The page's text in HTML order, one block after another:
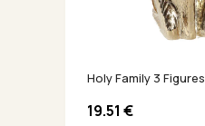
Holy Family 3 Figures
19.51 €